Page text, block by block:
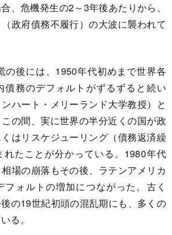
、危機発生の2～3年後あたりから、
政府債務不履行）の大波に襲われて
後には、1950年代初めまで世界各
債務のデフォルトがずるずると続い
ハート・メリーランド大学教授）と
の間、実に世界の半分近くの国が政
はリスケジューリング（債務返済繰
れたことが分かっている。1980年代
場の崩落もその後、ラテンアメリカ
ォルトの増加につながった。古く
の19世紀初頭の混乱期にも、多くの
る。